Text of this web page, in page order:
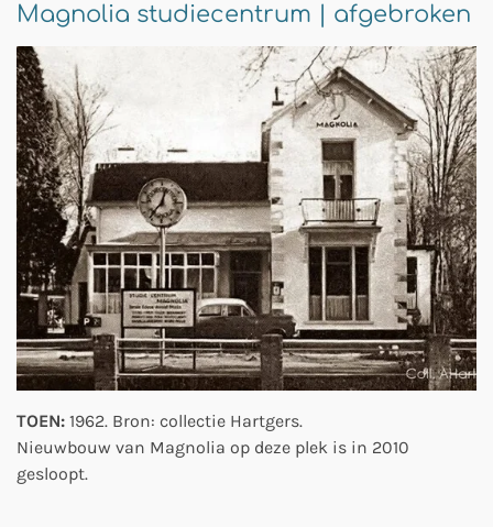
Magnolia studiecentrum | afgebroken
TOEN: 1962. Bron: collectie Hartgers.
Nieuwbouw van Magnolia op deze plek is in 2010
gesloopt.